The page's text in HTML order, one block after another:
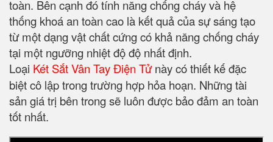
toàn. Bên cạnh đó tính năng chống cháy và hệ
thống khoá an toàn cao là kết quả của sự sáng tạo
từ một dạng vật chất cứng có khả năng chống cháy
tại một ngưỡng nhiệt độ độ nhất định.
Loại Két Sắt Vân Tay Điện Tử này có thiết kế đặc
biệt cô lập trong trường hợp hỏa hoạn. Những tài
sản giá trị bên trong sẽ luôn được bảo đảm an toàn
tốt nhất.